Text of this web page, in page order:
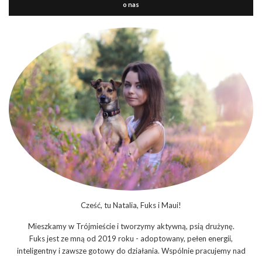
o nas
Cześć, tu Natalia, Fuks i Maui!
Mieszkamy w Trójmieście i tworzymy aktywną, psią drużynę.
Fuks jest ze mną od 2019 roku - adoptowany, pełen energii,
inteligentny i zawsze gotowy do działania. Wspólnie pracujemy nad